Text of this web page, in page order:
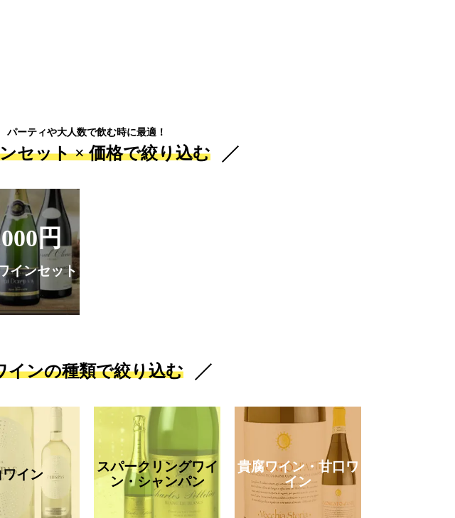
パーティや大人数で飲む時に最適！
セット ×価格で絞り込む
円
インセット
インの種類で絞り込む
ワイン
スパークリングワイ
ン・シャンパン
貴腐ワイン・甘口ワ
イン